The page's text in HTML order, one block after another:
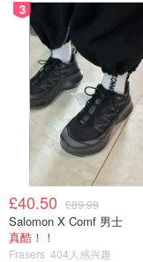
3
£40.50 £89.99
Salomon X Comf 男士
真酷！！
Frasers 404人感兴趣